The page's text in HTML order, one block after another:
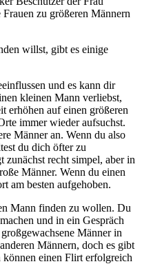
zu größeren Männern
willst, gibt es einige
und es kann dir
kleinen Mann verliebst,
erhöhen auf einen größeren
immer wieder aufsuchst.
Männer an. Wenn du also
du dich öfter zu
zunächst recht simpel, aber in
Männer. Wenn du einen
am besten aufgehoben.
Mann finden zu wollen. Du
und in ein Gespräch
Männer in
Männern, doch es gibt
einen Flirt erfolgreich